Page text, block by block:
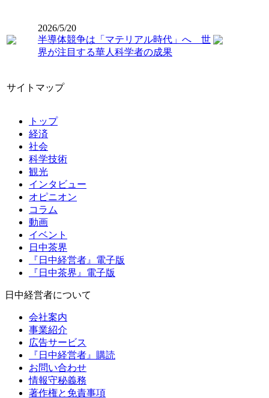
2026/5/20
半導体競争は「マテリアル時代」へ 世
界が注目する華人科学者の成果
サイトマップ
トップ
経済
社会
科学技術
観光
インタビュー
オピニオン
コラム
動画
イベント
日中茶界
『日中経営者』電子版
『日中茶界』電子版
日中経営者について
会社案内
事業紹介
広告サービス
『日中経営者』購読
お問い合わせ
情報守秘義務
著作権と免責事項